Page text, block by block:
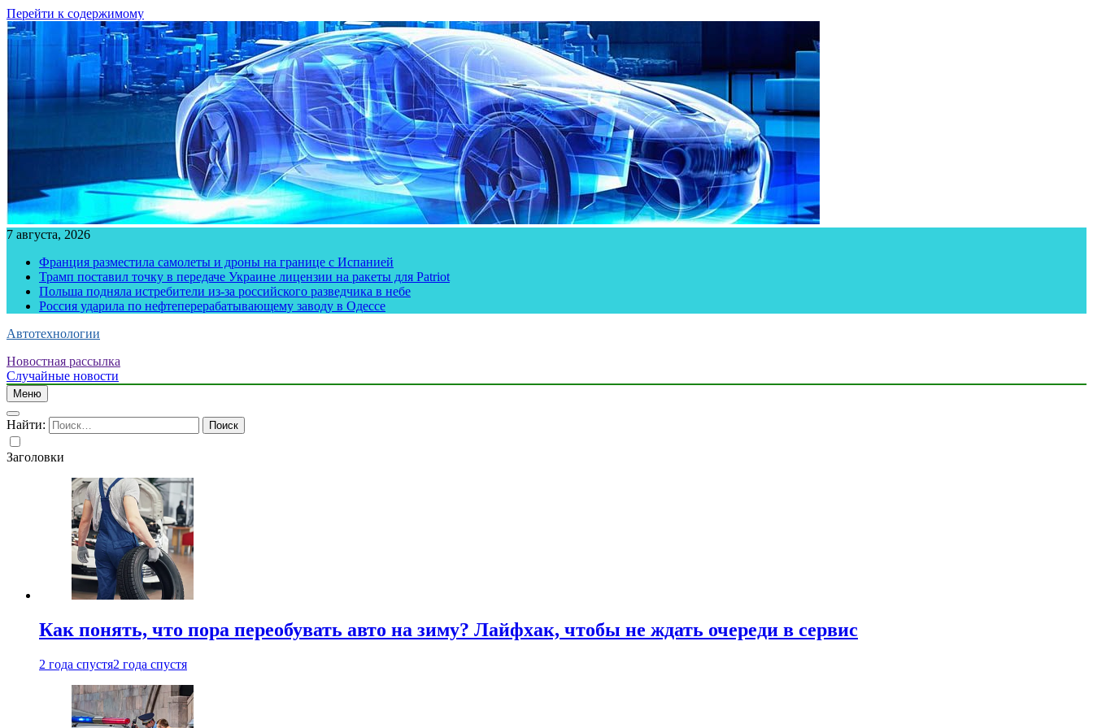
Перейти к содержимому
7 августа, 2026
Франция разместила самолеты и дроны на границе с Испанией
Трамп поставил точку в передаче Украине лицензии на ракеты для Patriot
Польша подняла истребители из-за российского разведчика в небе
Россия ударила по нефтеперерабатывающему заводу в Одессе
Автотехнологии
Новостная рассылка
Случайные новости
Меню
Найти:
Заголовки
Как понять, что пора переобувать авто на зиму? Лайфхак, чтобы не ждать очереди в сервис
2 года спустя2 года спустя